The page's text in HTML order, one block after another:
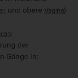
und obere Vagina)
:
der
Gänge in: